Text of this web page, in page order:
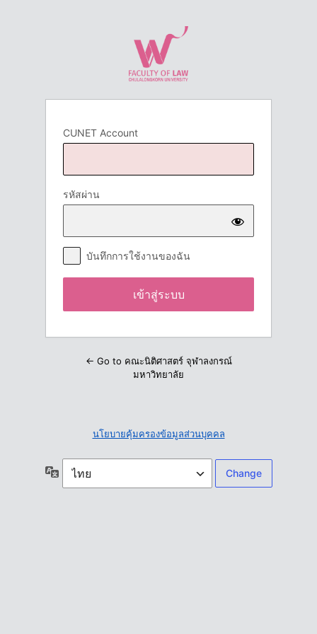
CUNET Account
รหัสผ่าน
บันทึกการใช้งานของฉัน
← Go to คณะนิติศาสตร์ จุฬาลงกรณ์
มหาวิทยาลัย
นโยบายคุ้มครองข้อมูลส่วนบุคคล
ภาษา